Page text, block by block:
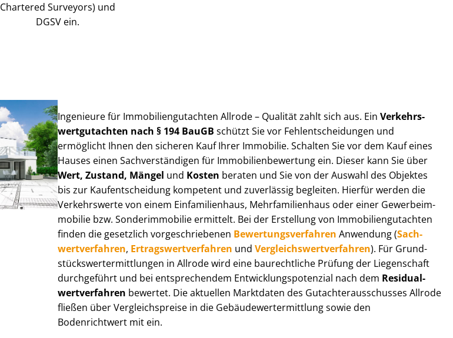
Chartered Surveyors) und
DGSV ein.
Ingenieure für Im­mo­bi­li­en­gut­ach­ten Allrode – Qualität zahlt sich aus. Ein Ver­kehrs­
wert­gut­ach­ten nach § 194 BauGB schützt Sie vor Fehl­ent­schei­dun­gen und
ermöglicht Ihnen den sicheren Kauf Ihrer Immobilie. Schalten Sie vor dem Kauf eines
Hauses einen Sach­ver­stän­di­gen für Im­mo­bi­li­en­be­wer­tung ein. Dieser kann Sie über
Wert, Zustand, Mängel und Kosten beraten und Sie von der Auswahl des Objektes
bis zur Kauf­ent­schei­dung kompetent und zuverlässig begleiten. Hierfür werden die
Verkehrswerte von einem Einfamilienhaus, Mehr­fa­mi­li­en­haus oder einer Ge­wer­be­im­
mo­bi­lie bzw. Sonderimmobilie ermittelt. Bei der Erstellung von Im­mo­bi­li­en­gut­ach­ten
finden die gesetzlich vor­ge­schrie­be­nen Be­wer­tungs­ver­fah­ren Anwendung (Sach­
wert­ver­fah­ren, Er­trags­wert­ver­fah­ren und Ver­gleichs­wert­ver­fah­ren). Für Grund­
stücks­wert­ermitt­lun­gen in Allrode wird eine baurechtliche Prüfung der Liegenschaft
durchgeführt und bei entsprechendem Ent­wick­lungs­po­ten­zi­al nach dem Re­si­du­al­
wert­ver­fah­ren bewertet. Die aktuellen Marktdaten des Gut­ach­ter­aus­schus­ses Allrode
fließen über Ver­gleichs­prei­se in die Ge­bäu­de­wert­ermitt­lung sowie den
Bodenrichtwert mit ein.